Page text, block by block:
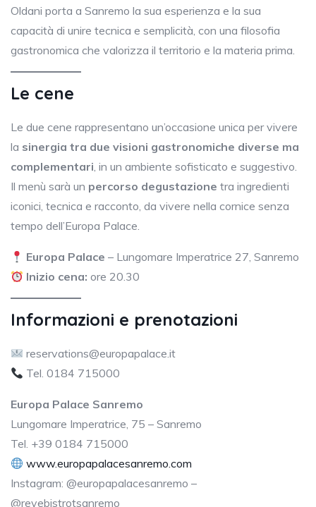
Oldani porta a Sanremo la sua esperienza e la sua
capacità di unire tecnica e semplicità, con una filosofia
gastronomica che valorizza il territorio e la materia prima.
Le cene
Le due cene rappresentano un’occasione unica per vivere
la sinergia tra due visioni gastronomiche diverse ma
complementari, in un ambiente sofisticato e suggestivo.
Il menù sarà un percorso degustazione tra ingredienti
iconici, tecnica e racconto, da vivere nella cornice senza
tempo dell’Europa Palace.
Europa Palace – Lungomare Imperatrice 27, Sanremo
Inizio cena: ore 20.30
Informazioni e prenotazioni
reservations@europapalace.it
Tel. 0184 715000
Europa Palace Sanremo
Lungomare Imperatrice, 75 – Sanremo
Tel. +39 0184 715000
www.europapalacesanremo.com
Instagram: @europapalacesanremo –
@revebistrotsanremo